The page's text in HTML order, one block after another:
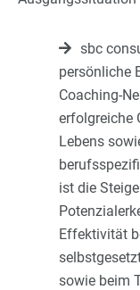
sbc
persönliche
Coaching-
erfolgreiche
Lebens
ist die
Effektivität
sowie beim